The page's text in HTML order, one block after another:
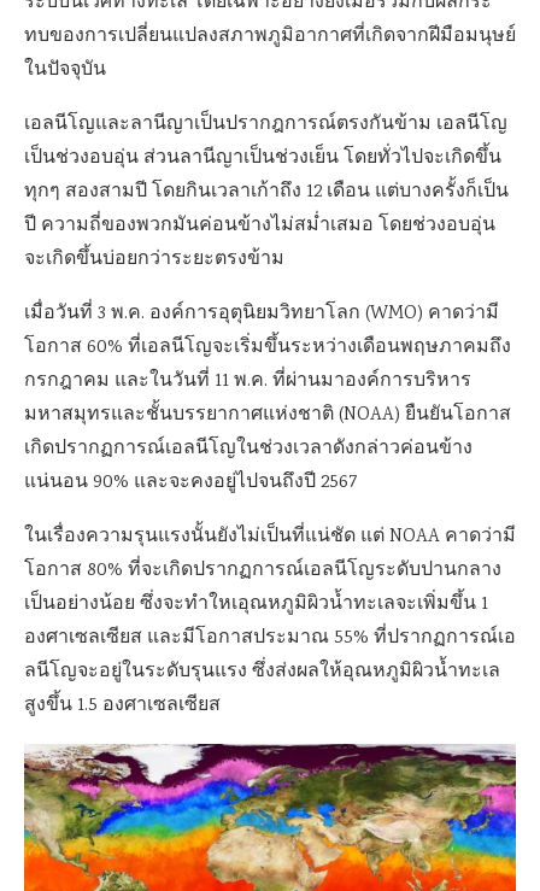
ทบของการเปลี่ยนแปลงสภาพภูมิอากาศที่เกิดจากฝีมือมนุษย์
ในปัจจุบัน
เอลนีโญและลานีญาเป็นปรากฎการณ์ตรงกันข้าม เอลนีโญ
เป็นช่วงอบอุ่น ส่วนลานีญาเป็นช่วงเย็น โดยทั่วไปจะเกิดขึ้น
ทุกๆ สองสามปี โดยกินเวลาเก้าถึง 12 เดือน แต่บางครั้งก็เป็น
ปี ความถี่ของพวกมันค่อนข้างไม่สม่ำเสมอ โดยช่วงอบอุ่น
จะเกิดขึ้นบ่อยกว่าระยะตรงข้าม
เมื่อวันที่ 3 พ.ค. องค์การอุตุนิยมวิทยาโลก (WMO) คาดว่ามี
โอกาส60% ที่เอลนีโญจะเริ่มขึ้นระหว่างเดือนพฤษภาคมถึง
กรกฎาคม และในวันที่ 11 พ.ค. ที่ผ่านมาองค์การบริหาร
มหาสมุทรและชั้นบรรยากาศแห่งชาติ (NOAA) ยืนยันโอกาส
เกิดปรากฏการณ์เอลนีโญในช่วงเวลาดังกล่าวค่อนข้าง
แน่นอน 90% และจะคงอยู่ไปจนถึงปี 2567
ในเรื่องความรุนแรงนั้นยังไม่เป็นที่แน่ชัด แต่NOAA คาดว่ามี
โอกาส80% ที่จะเกิดปรากฏการณ์เอลนีโญระดับปานกลาง
เป็นอย่างน้อย ซึ่งจะทำใหเอุณหภูมิผิวน้ำทะเลจะเพิ่มขึ้น 1
องศาเซลเซียส และมีโอกาสประมาณ 55% ที่ปรากฏการณ์เอ
ลนีโญจะอยู่ในระดับรุนแรง ซึ่งส่งผลให้อุณหภูมิผิวน้ำทะเล
สูงขึ้น 1.5 องศาเซลเซียส